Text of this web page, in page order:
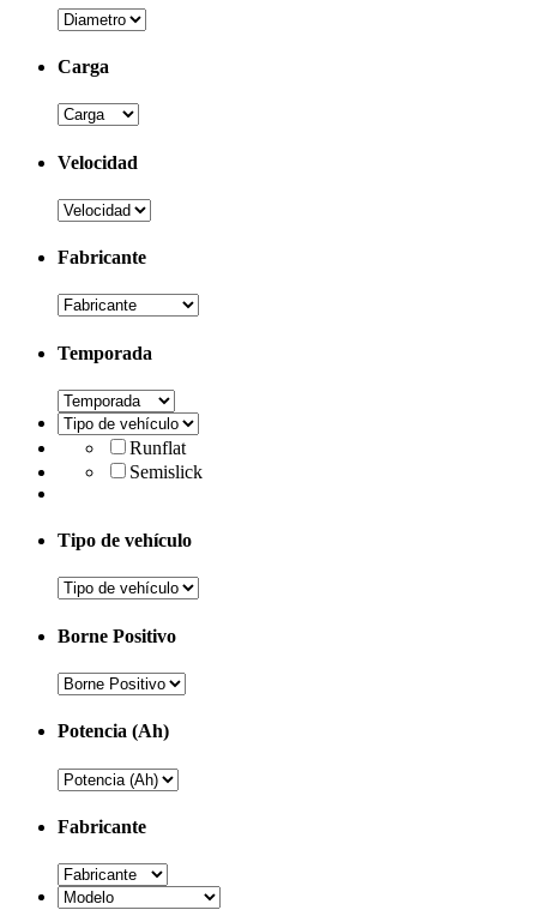
Carga
Velocidad
Fabricante
Temporada
Runflat
Semislick
Tipo de vehículo
Borne Positivo
Potencia (Ah)
Fabricante